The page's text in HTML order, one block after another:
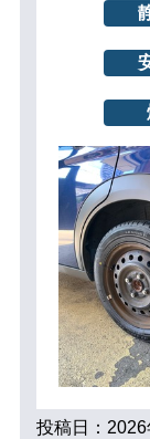
投稿日：2026